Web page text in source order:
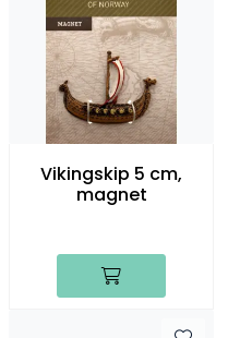
Vikingskip 5 cm,
magnet